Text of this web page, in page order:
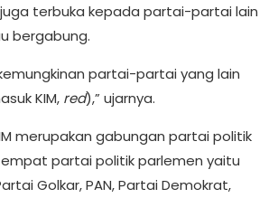
terbuka kepada partai-partai lain
bergabung.
partai-partai yang lain
KIM, red),” ujarnya.
merupakan gabungan partai politik
partai politik parlemen yaitu
Golkar, PAN, Partai Demokrat,